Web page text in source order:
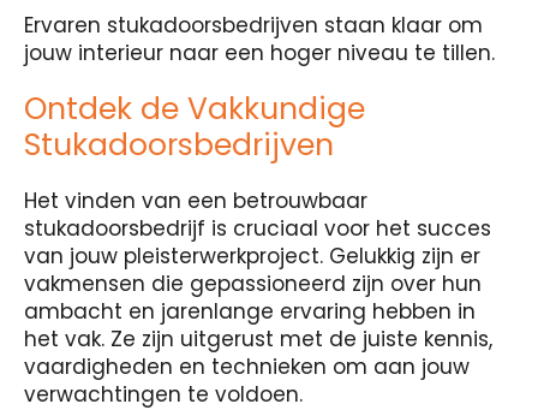
Ervaren stukadoorsbedrijven staan klaar om
jouw interieur naar een hoger niveau te tillen.
Ontdek de Vakkundige
Stukadoorsbedrijven
Het vinden van een betrouwbaar
stukadoorsbedrijf is cruciaal voor het succes
van jouw pleisterwerkproject. Gelukkig zijn er
vakmensen die gepassioneerd zijn over hun
ambacht en jarenlange ervaring hebben in
het vak. Ze zijn uitgerust met de juiste kennis,
vaardigheden en technieken om aan jouw
verwachtingen te voldoen.